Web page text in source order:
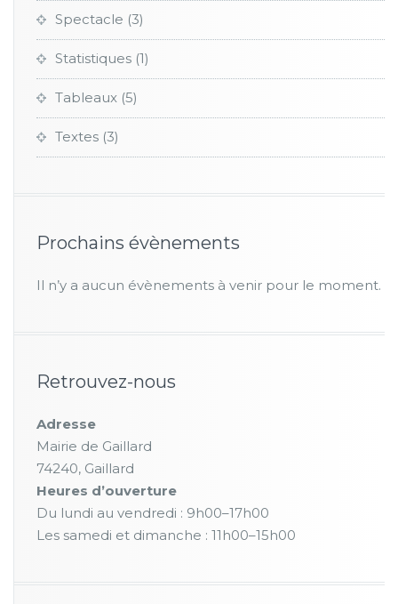
Spectacle (3)
Statistiques (1)
Tableaux (5)
Textes (3)
Prochains évènements
Il n’y a aucun évènements à venir pour le moment.
Retrouvez-nous
Adresse
Mairie de Gaillard
74240, Gaillard
Heures d’ouverture
Du lundi au vendredi : 9h00–17h00
Les samedi et dimanche : 11h00–15h00